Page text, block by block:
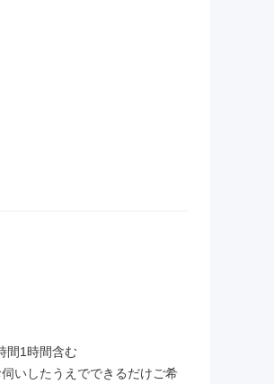
間1時間含む
いしたうえでできるだけご希